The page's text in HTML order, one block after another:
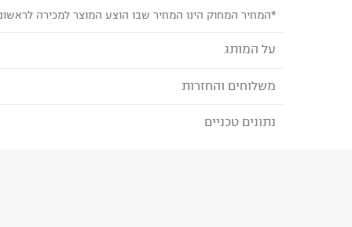
*המחיר המחוק הינו המחיר שבו הוצע המוצר למכירה
על המותג
TERMINAL X - טרמינל איקס
משלוחים והחזרות
לבחירת בשיטת המשלוח המתאימה לכם,
נתונים טכניים